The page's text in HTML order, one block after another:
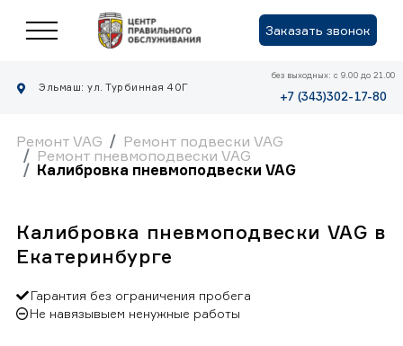
Заказать звонок
Эльмаш: ул. Турбинная 40Г
без выходных: с 9.00 до 21.00
+7 (343)302-17-80
Ремонт VAG
Ремонт подвески VAG
Ремонт пневмоподвески VAG
Калибровка пневмоподвески VAG
Калибровка пневмоподвески VAG в
Екатеринбурге
Гарантия без ограничения пробега
Не навязывыем ненужные работы